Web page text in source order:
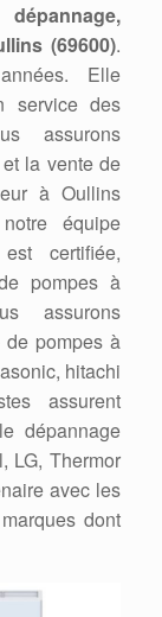
(69600).
Elle
service des
assurons
et la vente de
à Oullins
équipe
est certifiée,
pompes à
assurons
de pompes à
hitachi
assurent
dépannage
LG, Thermor
avec les
dont